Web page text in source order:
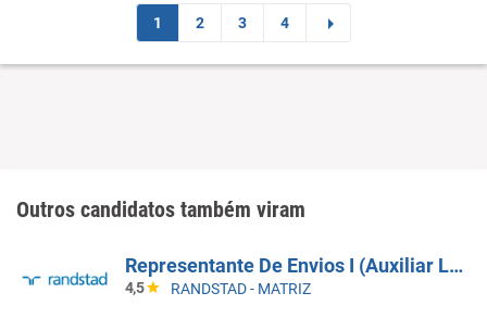
1 2 3 4
Outros candidatos também viram
Representante De Envios I (Auxiliar Logístico) - Cajamar SP
4,5 RANDSTAD - MATRIZ